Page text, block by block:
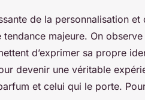
de la personnalisation
tendance majeure. On
d’exprimer sa propre
devenir une véritable
et celui qui le porte.